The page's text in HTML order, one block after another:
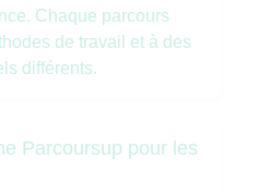
Chaque parcours
de travail et à des
différents.
Parcoursup pour les